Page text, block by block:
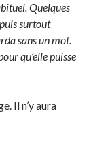
Quelques
surtout
sans un mot.
qu’elle puisse
Il n’y aura